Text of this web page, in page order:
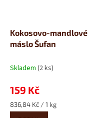
Kokosovo-mandlové
máslo Šufan
Skladem (2 ks)
159 Kč
Měrná
cena:
836,84 Kč / 1 kg